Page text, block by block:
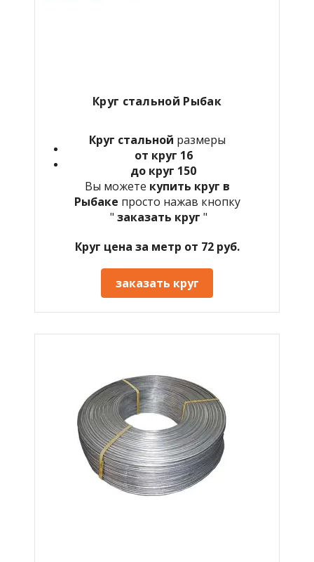
Круг стальной Рыбак
Круг стальной размеры
от круг 16
до круг 150
Вы можете купить круг в
Рыбаке просто нажав кнопку
" заказать круг "
Круг цена за метр от 72 руб.
заказать круг